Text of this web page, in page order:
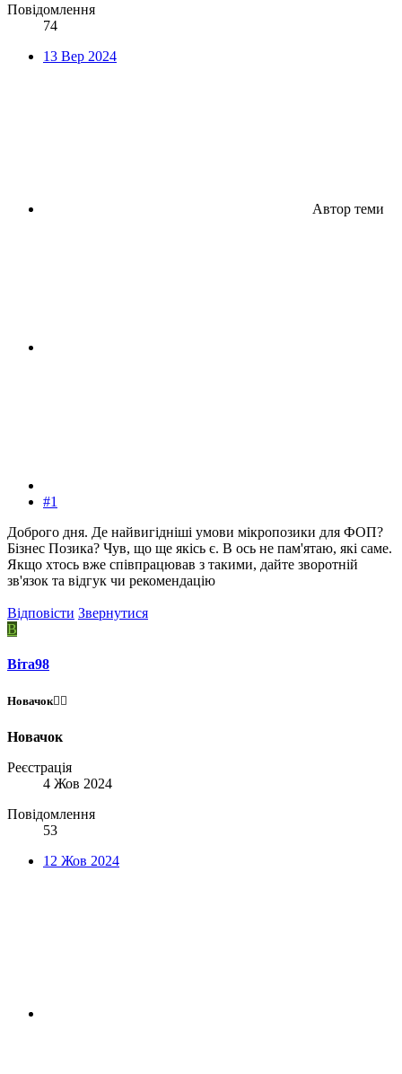
Повідомлення
74
13 Вер 2024
Автор теми
#1
Доброго дня. Де найвигідніші умови мікропозики для ФОП?
Бізнес Позика? Чув, що ще якісь є. В ось не пам'ятаю, які саме.
Якщо хтось вже співпрацював з такими, дайте зворотній
зв'язок та відгук чи рекомендацію
Відповісти Звернутися
В
Віта98
Новачок😶‍🌫️
Новачок
Реєстрація
4 Жов 2024
Повідомлення
53
12 Жов 2024